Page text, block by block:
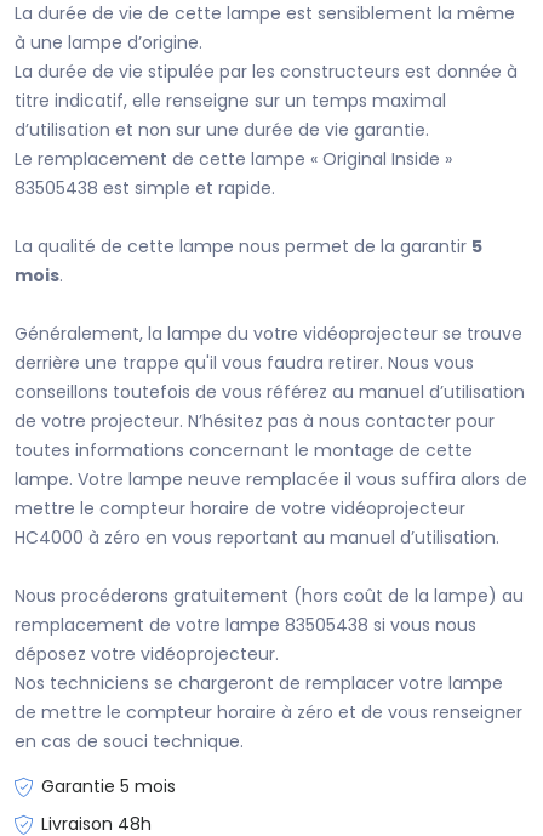
La durée de vie de cette lampe est sensiblement la même
à une lampe d’origine.
La durée de vie stipulée par les constructeurs est donnée à
titre indicatif, elle renseigne sur un temps maximal
d’utilisation et non sur une durée de vie garantie.
Le remplacement de cette lampe « Original Inside »
83505438 est simple et rapide.
La qualité de cette lampe nous permet de la garantir 5
mois.
Généralement, la lampe du votre vidéoprojecteur se trouve
derrière une trappe qu'il vous faudra retirer. Nous vous
conseillons toutefois de vous référez au manuel d’utilisation
de votre projecteur. N’hésitez pas à nous contacter pour
toutes informations concernant le montage de cette
lampe. Votre lampe neuve remplacée il vous suffira alors de
mettre le compteur horaire de votre vidéoprojecteur
HC4000 à zéro en vous reportant au manuel d’utilisation.
Nous procéderons gratuitement (hors coût de la lampe) au
remplacement de votre lampe 83505438 si vous nous
déposez votre vidéoprojecteur.
Nos techniciens se chargeront de remplacer votre lampe
de mettre le compteur horaire à zéro et de vous renseigner
en cas de souci technique.
Garantie 5 mois
Livraison 48h